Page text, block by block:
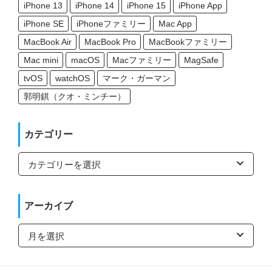
iPhone 13
iPhone 14 iPhone 15
iPhone App
iPhone SE
iPhoneファミリー
Mac App
MacBook Air
MacBook Pro
MacBookファミリー
Mac mini
macOS Macファミリー
MagSafe
tvOS
watchOS
マーク・ガーマン
郭明錤（クオ・ミンチー）
カテゴリー
カ
ゴ
ー
アーカイブ
ア
カ
ブ